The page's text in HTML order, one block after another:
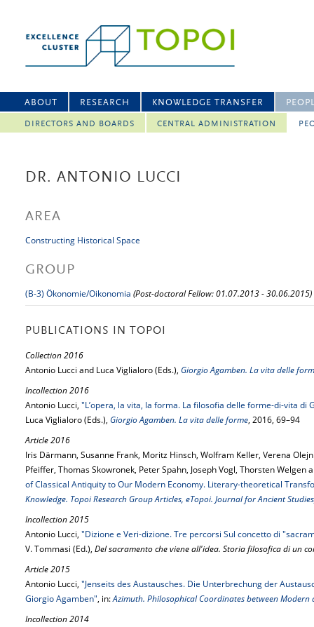
ABOUT RESEARCH KNOWLEDGE TRANSFER
DIRECTORS AND BOARDS CENTRAL ADMINISTRATION
DR. ANTONIO LUCCI
AREA
Constructing Historical Space
GROUP
(B-3) Ökonomie/Oikonomia (Post-doctoral Fellow: 01.07.2013 - 30.06.2015)
PUBLICATIONS IN TOPOI
Collection 2016
Antonio Lucci and Luca Viglialoro (Eds.), Giorgio Agamben. La vita delle
Incollection 2016
Antonio Lucci, "L’opera, la vita, la forma. La filosofia delle forme-di-vita di
Luca Viglialoro (Eds.), Giorgio Agamben. La vita delle forme, 2016, 69–94
Article 2016
Iris Därmann, Susanne Frank, Moritz Hinsch, Wolfram Keller, Verena
Pfeiffer, Thomas Skowronek, Peter Spahn, Joseph Vogl, Thorsten Welgen
of Classical Antiquity to Our Modern Economy. Literary-theoretical
Knowledge. Topoi Research Group Articles, eTopoi. Journal for Ancient
Incollection 2015
Antonio Lucci, "Dizione e Veri-dizione. Tre percorsi Sul concetto di
V. Tommasi (Ed.), Del sacramento che viene all'idea. Storia filosofica di un
Article 2015
Antonio Lucci, "Jenseits des Austausches. Die Unterbrechung der
Giorgio Agamben", in:Azimuth. Philosophical Coordinates between Modern
Incollection 2014